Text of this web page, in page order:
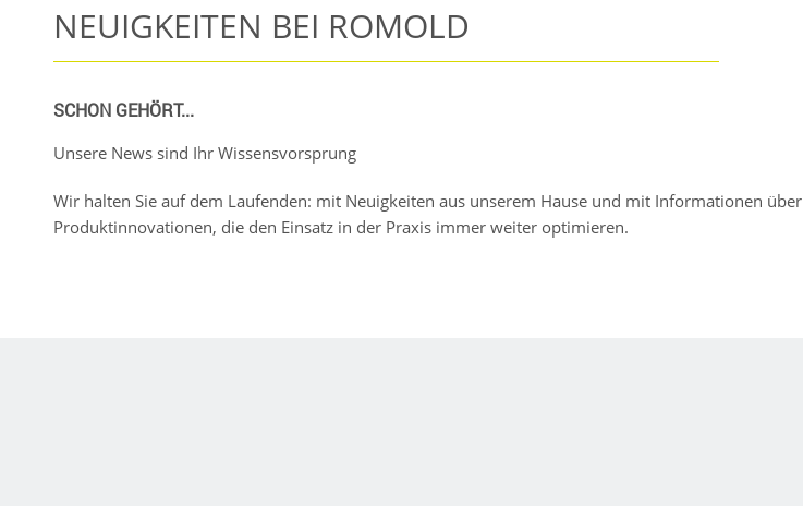
NEUIGKEITEN BEI ROMOLD
SCHON GEHÖRT...
Unsere News sind Ihr Wissensvorsprung
Wir halten Sie auf dem Laufenden: mit Neuigkeiten aus unserem Hause und mit Informationen über
Produktinnovationen, die den Einsatz in der Praxis immer weiter optimieren.